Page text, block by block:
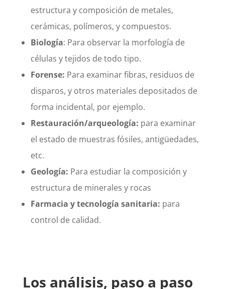
estructura y composición de metales,
cerámicas, polímeros, y compuestos.
Biología: Para observar la morfología de
células y tejidos de todo tipo.
Forense: Para examinar fibras, residuos de
disparos, y otros materiales depositados de
forma incidental, por ejemplo.
Restauración/arqueología: para examinar
el estado de muestras fósiles, antigüedades,
etc.
Geología: Para estudiar la composición y
estructura de minerales y rocas
Farmacia y tecnología sanitaria: para
control de calidad.
Los análisis, paso a paso